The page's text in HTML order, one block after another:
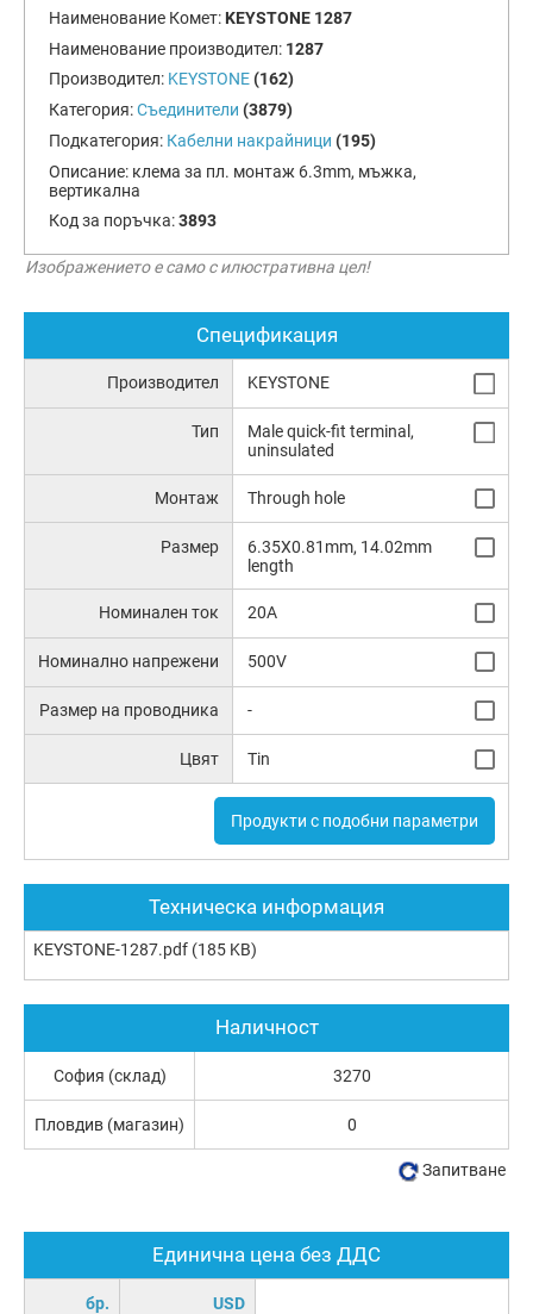
Наименование Комет: KEYSTONE 1287
Наименование производител: 1287
Производител: KEYSTONE (162)
Категория:Съединители (3879)
Подкатегория: Кабелни накрайници (195)
Описание: клема за пл. монтаж 6.3mm, мъжка,
вертикална
Код за поръчка:3893
Изображението е само с илюстративна цел!
Спецификация
Производител KEYSTONE
Тип
Male quick-fit terminal,
uninsulated
Монтаж Through hole
Размер
6.35X0.81mm, 14.02mm
length
Номинален ток 20A
Номинално напрежени 500V
Размер на проводника -
Цвят Tin
Продукти с подобни параметри
Техническа информация
KEYSTONE-1287.pdf (185 KB)
Единична цена без ДДС
бр. USD
Наличност
София (склад) 3270
Пловдив (магазин) 0
Запитване